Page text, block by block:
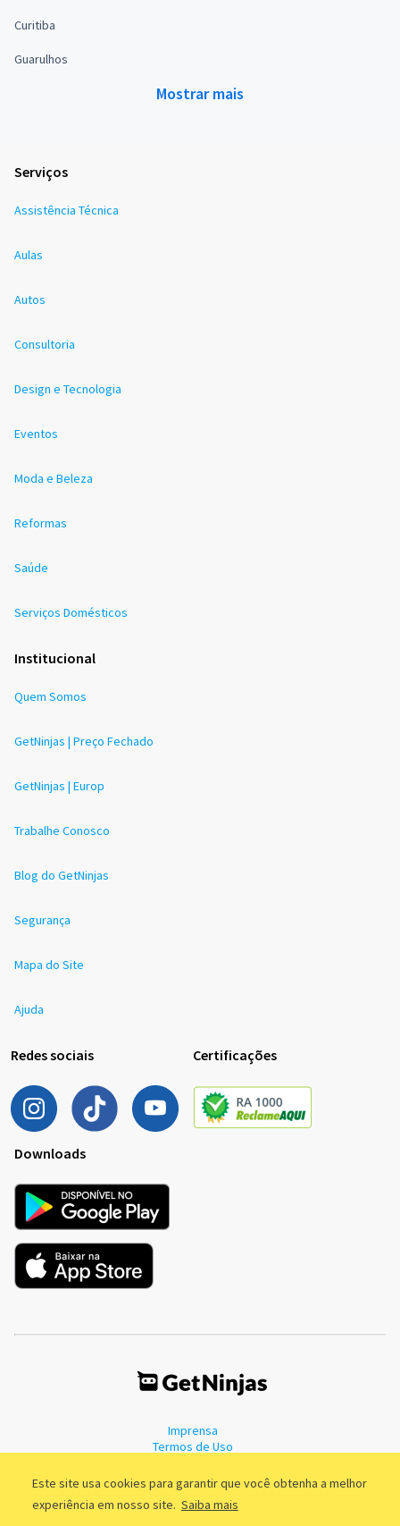
Este site usa cookies para garantir que você obtenha a melhor
experiência em nosso site. Saiba mais
Curitiba
Guarulhos
Mostrar mais
Serviços
Assistência Técnica
Aulas
Autos
Consultoria
Design e Tecnologia
Eventos
Moda e Beleza
Reformas
Saúde
Serviços Domésticos
Institucional
Quem Somos
GetNinjas | Preço Fechado
GetNinjas | Europ
Trabalhe Conosco
Blog do GetNinjas
Segurança
Mapa do Site
Ajuda
Redes sociais Certificações
Downloads
Imprensa
Termos de Uso